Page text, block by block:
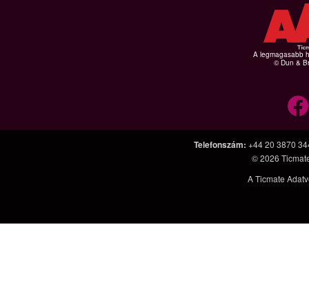
A legmagasabb
© Dun &
Telefonszám: +44 20 3870
© 2026
A Ticmate